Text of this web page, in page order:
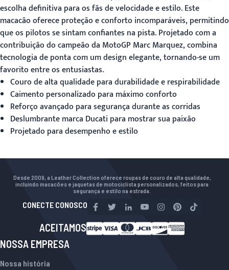
escolha definitiva para os fãs de velocidade e estilo. Este
macacão oferece proteção e conforto incomparáveis, permitindo
que os pilotos se sintam confiantes na pista. Projetado com a
contribuição do campeão da MotoGP Marc Marquez, combina
tecnologia de ponta com um design elegante, tornando-se um
favorito entre os entusiastas.
Couro de alta qualidade para durabilidade e respirabilidade
Caimento personalizado para máximo conforto
Reforço avançado para segurança durante as corridas
Deslumbrante marca Ducati para mostrar sua paixão
Projetado para desempenho e estilo
Desde 2009, a Leather Collection oferece roupas de couro de alta qualidade,
incluindo macacões e jaquetas de motociclista personalizados, feitos para
segurança e estilo na estrada.
CONECTE CONOSCO
ACEITAMOS
NOSSA EMPRESA
Nossa história